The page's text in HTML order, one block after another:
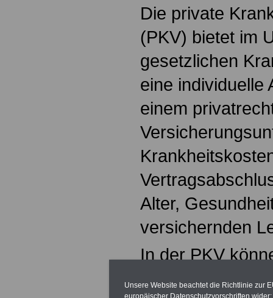
Die private
(PKV) bietet im
gesetzlichen
eine individuelle
einem
Alter,
versichernden
In der PKV
versichern, für
Unsere Website beachtet die Richtlinie zur
europäischer Datenschutzvorschriften